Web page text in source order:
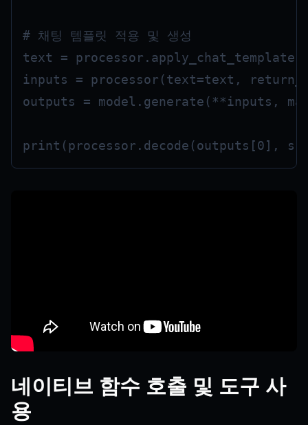
# 채팅 템플릿 적용 및 생성
text =
inputs = processor(text=text,
outputs = model.generate(**inputs,
네이티브 함수 호출 및 도구 사
용